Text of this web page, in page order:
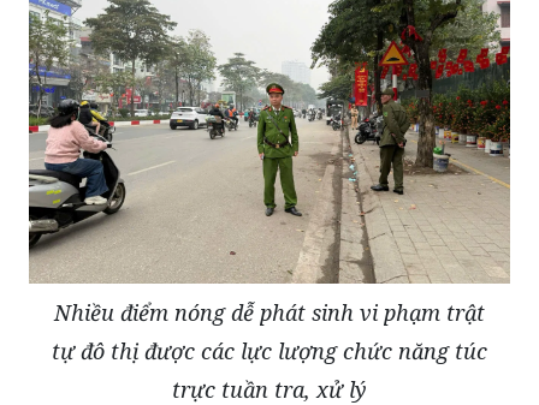
Nhiều điểm nóng dễ phát sinh vi phạm trật
tự đô thị được các lực lượng chức năng túc
trực tuần tra, xử lý